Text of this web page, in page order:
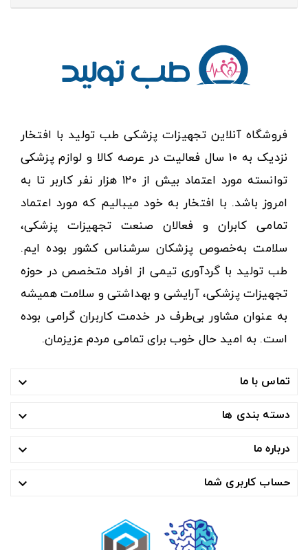
فروشگاه آنلاین تجهیزات پزشکی طب تولید با افتخار
نزدیک به ۱۰ سال فعالیت در عرصه کالا و لوازم پزشکی
توانسته مورد اعتماد بیش از ۱۲۰ هزار نفر کاربر تا به
امروز باشد. با افتخار به خود میبالیم که مورد اعتماد
تمامی کابران و فعالان صنعت تجهیزات پزشکی،
سلامت به‌خصوص پزشکان سرشناس کشور بوده ایم.
طب تولید با گردآوری تیمی از افراد متخصص در حوزه
تجهیزات پزشکی، آرایشی و بهداشتی و سلامت همیشه
به عنوان مشاور بی‌طرف در خدمت کاربران گرامی بوده
است. به امید حال خوب برای تمامی مردم عزیزمان.
تماس با ما 
دسته بندی ها 
درباره ما 
حساب کاربری شما 